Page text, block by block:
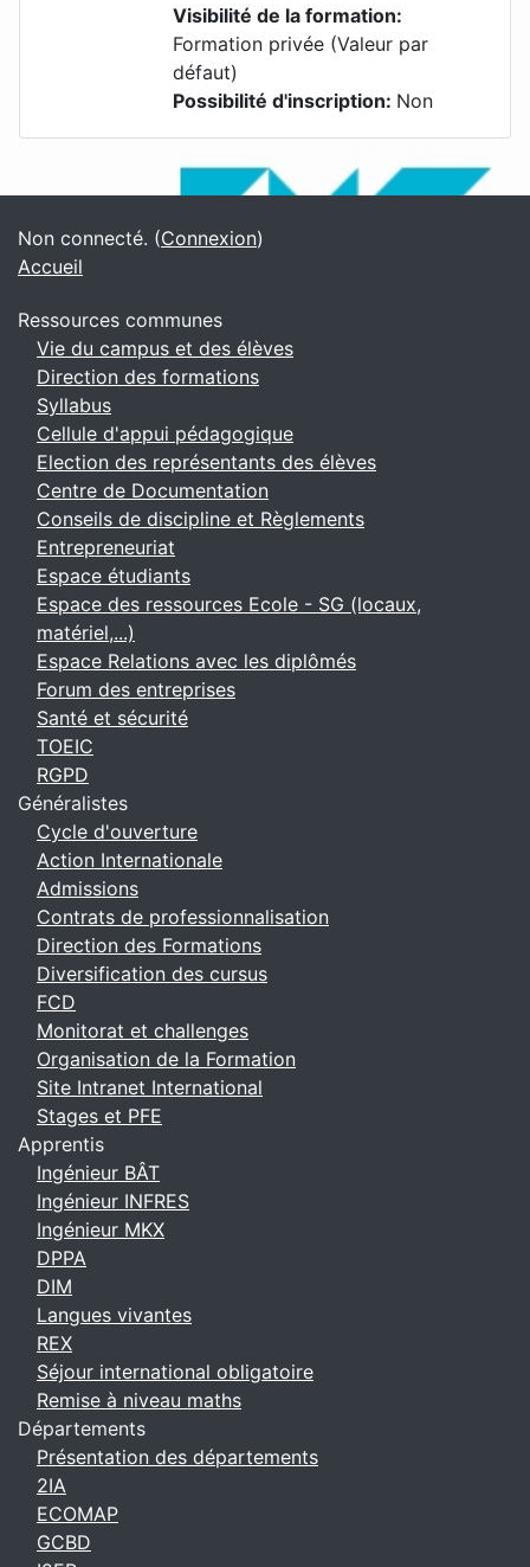
Visibilité de la formation:
Formation privée (Valeur par
défaut)
Possibilité d'inscription: Non
Blocs supplémentaires
Non connecté. (Connexion)
Accueil
Ressources communes
Vie du campus et des élèves
Direction des formations
Syllabus
Cellule d'appui pédagogique
Election des représentants des élèves
Centre de Documentation
Conseils de discipline et Règlements
Entrepreneuriat
Espace étudiants
Espace des ressources Ecole - SG (locaux,
matériel,...)
Espace Relations avec les diplômés
Forum des entreprises
Santé et sécurité
TOEIC
RGPD
Généralistes
Cycle d'ouverture
Action Internationale
Admissions
Contrats de professionnalisation
Direction des Formations
Diversification des cursus
FCD
Monitorat et challenges
Organisation de la Formation
Site Intranet International
Stages et PFE
Apprentis
Ingénieur BÂT
Ingénieur INFRES
Ingénieur MKX
DPPA
DIM
Langues vivantes
REX
Séjour international obligatoire
Remise à niveau maths
Départements
Présentation des départements
2IA
ECOMAP
GCBD